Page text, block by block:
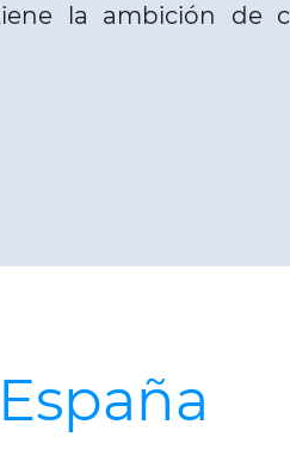
la ambición de